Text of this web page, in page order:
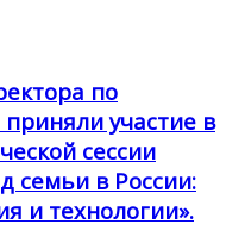
по
участие в
сессии
семьи в России:
и технологии».